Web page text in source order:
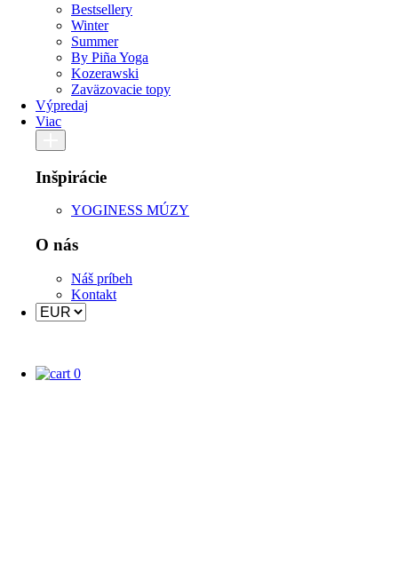
Bestsellery
Winter
Summer
By Piña Yoga
Kozerawski
Zaväzovacie topy
Výpredaj
Viac
Inšpirácie
YOGINESS MÚZY
O nás
Náš príbeh
Kontakt
0